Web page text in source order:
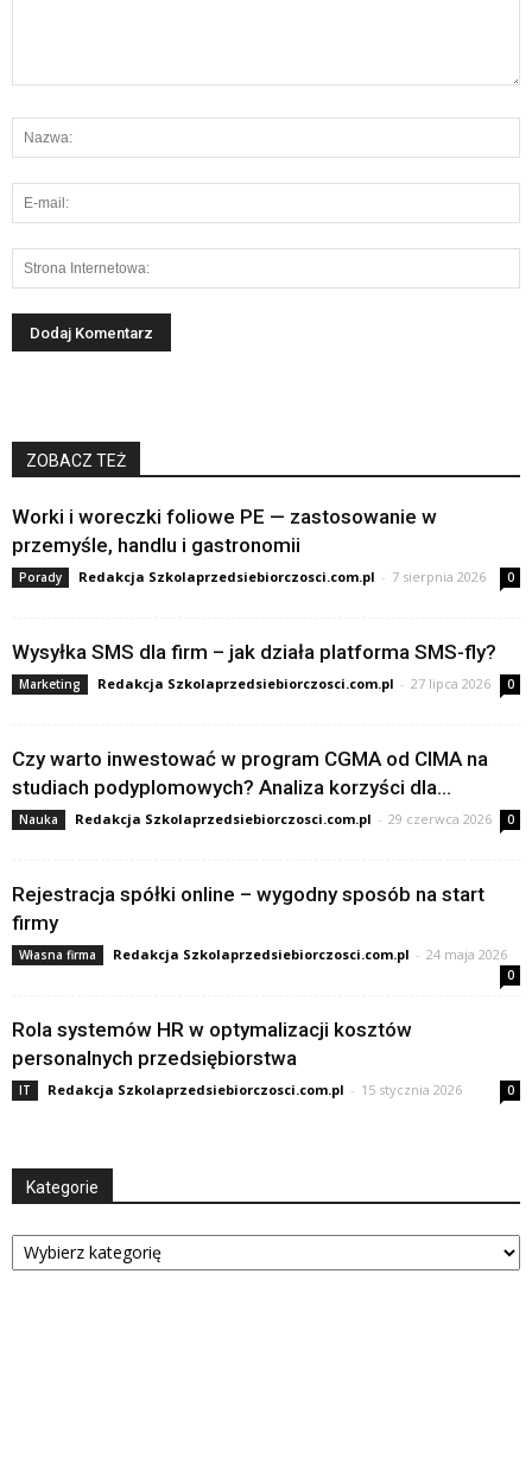
ZOBACZ TEŻ
Worki i woreczki foliowe PE — zastosowanie w
przemyśle, handlu i gastronomii
Porady Redakcja Szkolaprzedsiebiorczosci.com.pl - 7 sierpnia 2026 0
Wysyłka SMS dla firm – jak działa platforma SMS-fly?
Marketing Redakcja Szkolaprzedsiebiorczosci.com.pl - 27 lipca 2026 0
Czy warto inwestować w program CGMA od CIMA na
studiach podyplomowych? Analiza korzyści dla...
Nauka Redakcja Szkolaprzedsiebiorczosci.com.pl - 29 czerwca 2026 0
Rejestracja spółki online – wygodny sposób na start
firmy
Własna firma Redakcja Szkolaprzedsiebiorczosci.com.pl - 24 maja 2026
0
Rola systemów HR w optymalizacji kosztów
personalnych przedsiębiorstwa
IT Redakcja Szkolaprzedsiebiorczosci.com.pl - 15 stycznia 2026 0
Kategorie
Kategorie